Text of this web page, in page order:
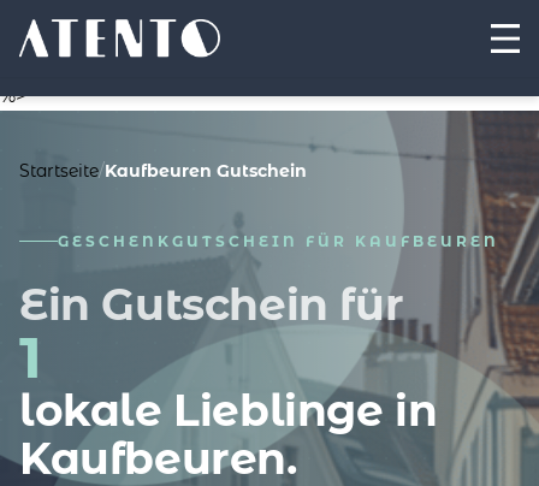
%>
Startseite/Kaufbeuren Gutschein
GESCHENKGUTSCHEIN FÜR KAUFBEUREN
Ein Gutschein für
1
lokale Lieblinge in
Kaufbeuren.